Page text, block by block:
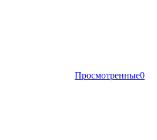
Просмотренные0